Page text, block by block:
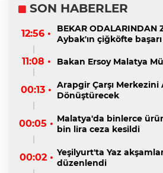
SON HABERLER
12:56 •
BEKAR ODALARINDAN
Aybak'ın çiğköfte
11:08 • Bakan Ersoy Malatya
00:13 • Arapgir Çarşı Merkezini
Dönüştürecek
00:05 • Malatya'da binlerce
bin lira ceza kesildi
00:02 • Yeşilyurt'ta Yaz
düzenlendi